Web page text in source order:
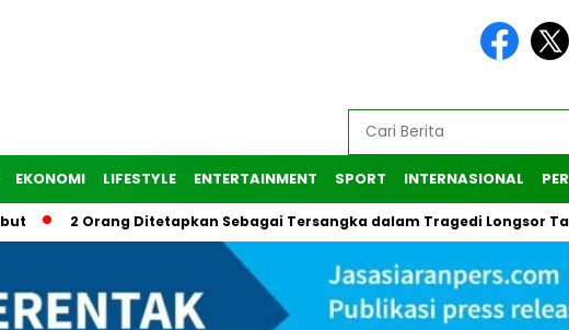
EKONOMI LIFESTYLE ENTERTAINMENT SPORT INTERNASIONAL
2 Orang Ditetapkan Sebagai Tersangka dalam Tragedi Longsor